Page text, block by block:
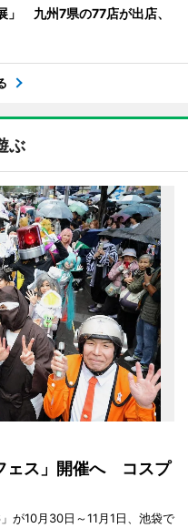
」 九州7県の77店が出店、
ぶ
ェス」開催へ コスプ
が10月30日～11月1日、池袋で